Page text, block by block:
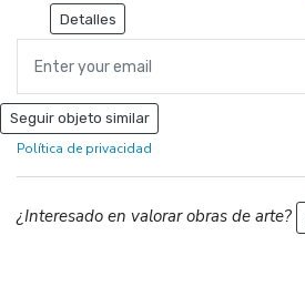
Detalles
Seguir objeto similar
Política de privacidad
¿Interesado en valorar obras de arte?